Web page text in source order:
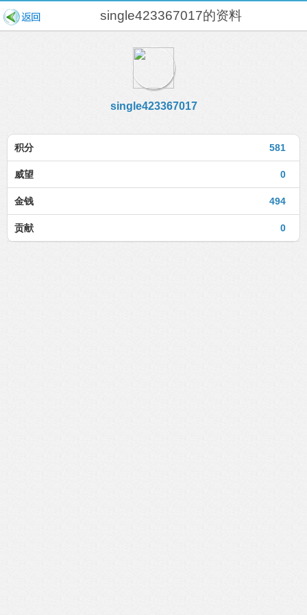
single423367017的资料
single423367017
581
积分
0
威望
494
金钱
0
贡献